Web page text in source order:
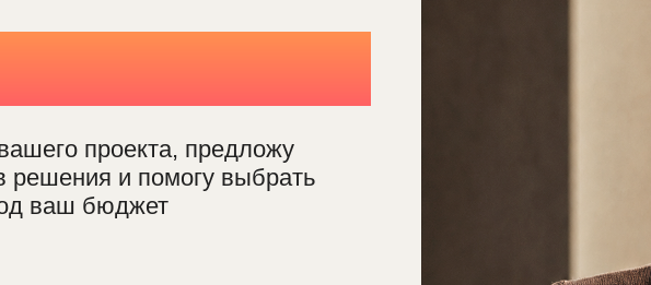
10 дней
проекта, предложу
решения и помогу выбрать
ваш бюджет